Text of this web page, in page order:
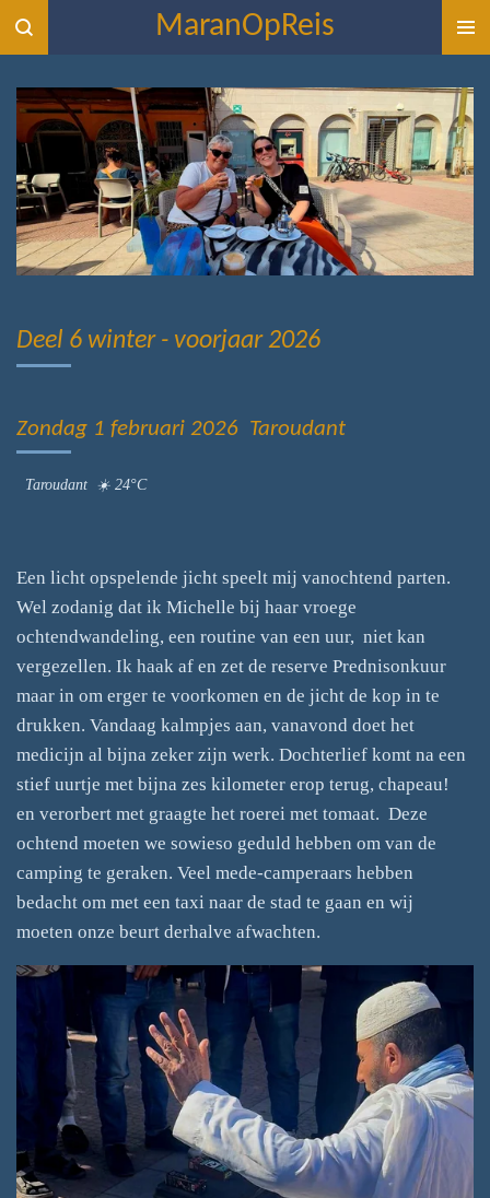
Ga
direct
naar
de
hoofdinhoud
MaranOpReis
Deel 6 winter - voorjaar 2026
Zondag 1 februari 2026 Taroudant
Taroudant ☀️ 24°C
Een licht opspelende jicht speelt mij vanochtend parten.
Wel zodanig dat ik Michelle bij haar vroege
ochtendwandeling, een routine van een uur, niet kan
vergezellen. Ik haak af en zet de reserve Prednisonkuur
maar in om erger te voorkomen en de jicht de kop in te
drukken. Vandaag kalmpjes aan, vanavond doet het
medicijn al bijna zeker zijn werk. Dochterlief komt na een
stief uurtje met bijna zes kilometer erop terug, chapeau!
en verorbert met graagte het roerei met tomaat. Deze
ochtend moeten we sowieso geduld hebben om van de
camping te geraken. Veel mede-camperaars hebben
bedacht om met een taxi naar de stad te gaan en wij
moeten onze beurt derhalve afwachten.